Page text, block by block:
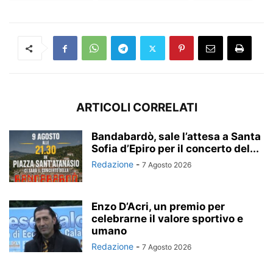
ARTICOLI CORRELATI
Bandabardò, sale l’attesa a Santa
Sofia d’Epiro per il concerto del...
Redazione - 7 Agosto 2026
Enzo D’Acri, un premio per
celebrarne il valore sportivo e
umano
Redazione - 7 Agosto 2026